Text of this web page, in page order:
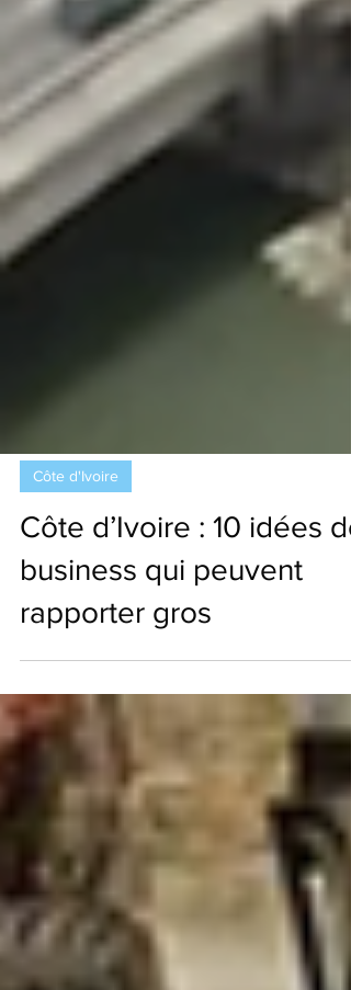
Côte d'Ivoire
Côte d’Ivoire : 10 idées de
business qui peuvent
rapporter gros